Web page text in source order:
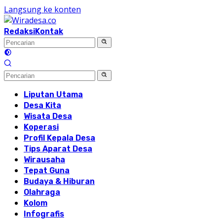
Langsung ke konten
RedaksiKontak
Liputan Utama
Desa Kita
Wisata Desa
Koperasi
Profil Kepala Desa
Tips Aparat Desa
Wirausaha
Tepat Guna
Budaya & Hiburan
Olahraga
Kolom
Infografis